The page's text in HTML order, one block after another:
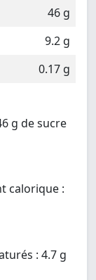
46 g
9.2 g
0.17 g
g de sucre
calorique :
: 4.7 g